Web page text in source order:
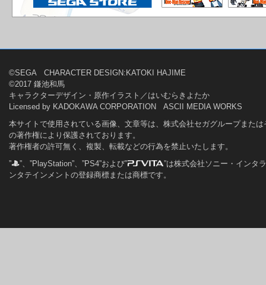
©SEGA CHARACTER DESIGN:KATOKI HAJIME
©2017 鎌池和馬
キャラクターデザイン・原作イラスト／はいむらきよたか
Licensed by KADOKAWA CORPORATION ASCII MEDIA WORKS
本サイトで使用されている画像、文章等は、株式会社セガグループまたは
の著作権により保護されております。
著作権者の許可無く、複製、転載などの行為を禁止いたします。
”
”、”PlayStation”、”PS4”および”
”は株式会社ソニー・インタ
ンタテインメントの登録商標または商標です。